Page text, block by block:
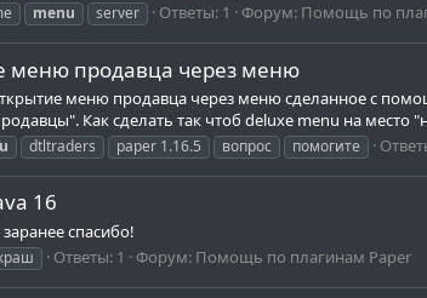
menu server Ответы: 1 Форум: Помощь по
меню продавца через меню
меню продавца через меню сделанное с
Как сделать так чтоб deluxe menu на место
dtltraders paper 1.16.5 вопрос помогите
16
спасибо!
Ответы: 1 Форум: Помощь по плагинам Paper